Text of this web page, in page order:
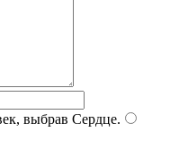
выбрав Сердце.